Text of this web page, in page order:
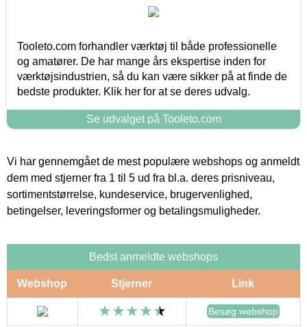
Tooleto.com forhandler værktøj til både professionelle
og amatører. De har mange års ekspertise inden for
værktøjsindustrien, så du kan være sikker på at finde de
bedste produkter. Klik her for at se deres udvalg.
Se udvalget på Tooleto.com
Vi har gennemgået de mest populære webshops og anmeldt
dem med stjerner fra 1 til 5 ud fra bl.a. deres prisniveau,
sortimentstørrelse, kundeservice, brugervenlighed,
betingelser, leveringsformer og betalingsmuligheder.
Bedst anmeldte webshops
Webshop Stjerner Link
Besøg webshop